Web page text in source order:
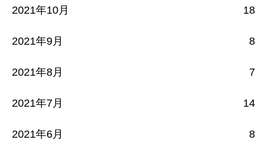
2021年10月 18
2021年9月 8
2021年8月 7
2021年7月 14
2021年6月 8